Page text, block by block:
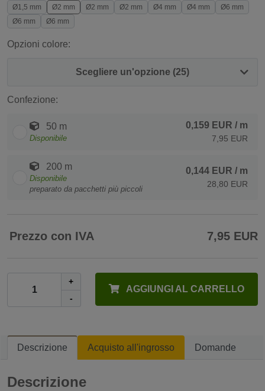
Ø1,5 mm Ø2 mm Ø2 mm Ø2 mm Ø4 mm Ø4 mm
Ø6 mm
Ø6 mm
Ø6 mm
Opzioni colore:
Scegliere un'opzione (25)
Confezione:
50 m
Disponibile
0,159 EUR / m
7,95 EUR
200 m
Disponibile
preparato da pacchetti più piccoli
0,144 EUR / m
28,80 EUR
Prezzo con IVA 7,95 EUR
+
-
AGGIUNGI AL CARRELLO
Descrizione Acquisto all'ingrosso Domande
Descrizione